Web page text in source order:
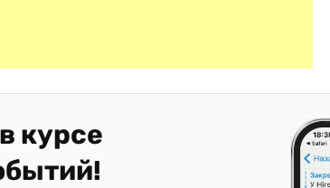
курсе